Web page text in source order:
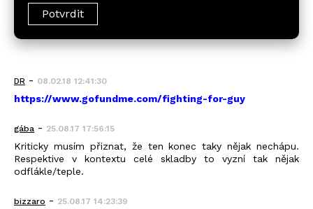
DR - 08.02.18 12:41:30
https://www.gofundme.com/fighting-for-guy
gába - 25.08.17 17:56:15
Kriticky musím přiznat, že ten konec taky nějak nechápu.
Respektive v kontextu celé skladby to vyzní tak nějak
odflákle/teple.
bizzaro - 25.08.17 14:23:39